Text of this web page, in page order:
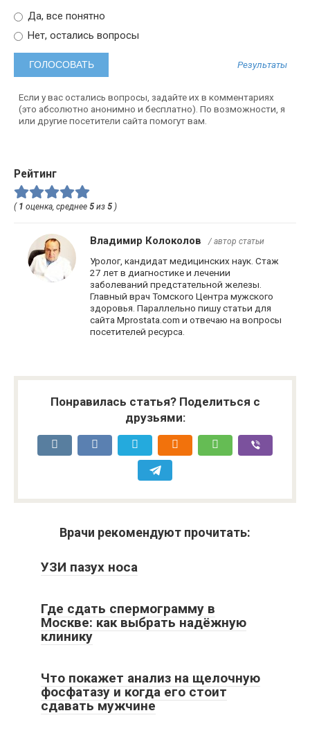
Да, все понятно
Нет, остались вопросы
Результаты
Если у вас остались вопросы, задайте их в комментариях
(это абсолютно анонимно и бесплатно). По возможности, я
или другие посетители сайта помогут вам.
Рейтинг
( 1 оценка, среднее 5 из 5 )
Владимир Колоколов / автор статьи
Уролог, кандидат медицинских наук. Стаж
27 лет в диагностике и лечении
заболеваний предстательной железы.
Главный врач Томского Центра мужского
здоровья. Параллельно пишу статьи для
сайта Mprostata.com и отвечаю на вопросы
посетителей ресурса.
Понравилась статья? Поделиться с
друзьями:
Врачи рекомендуют прочитать:
УЗИ пазух носа
Где сдать спермограмму в
Москве: как выбрать надёжную
клинику
Что покажет анализ на щелочную
фосфатазу и когда его стоит
сдавать мужчине